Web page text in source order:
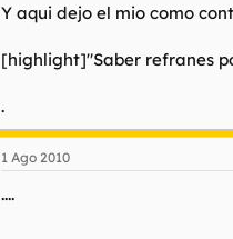
Y aqui dejo el mio como
[highlight]"Saber refranes
.
1 Ago 2010
....